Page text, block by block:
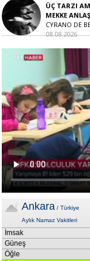
ÜÇ TARZI
MEKKE
CYRANO DE
08.08.2026